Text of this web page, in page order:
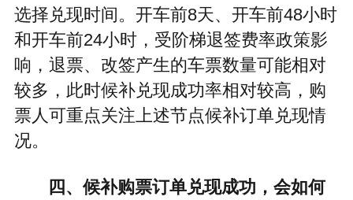
选择兑现时间。开车前8天、开车前48小时
和开车前24小时，受阶梯退签费率政策影
响，退票、改签产生的车票数量可能相对
较多，此时候补兑现成功率相对较高，购
票人可重点关注上述节点候补订单兑现情
况。
四、候补购票订单兑现成功，会如何